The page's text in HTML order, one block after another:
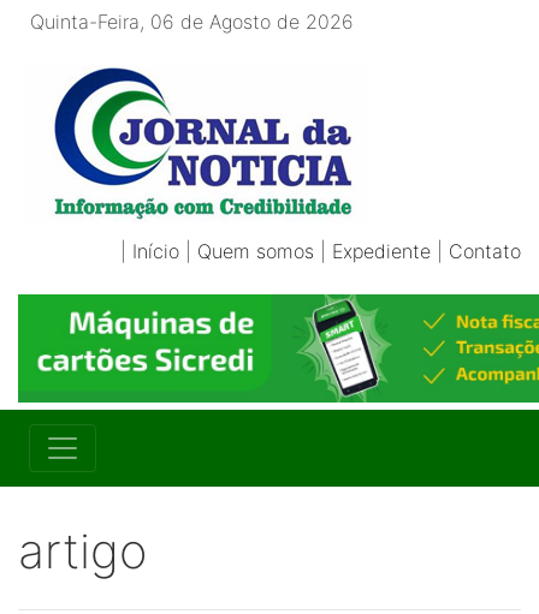
Quinta-Feira, 06 de Agosto de 2026
Início Quem somos Expediente Contato
artigo